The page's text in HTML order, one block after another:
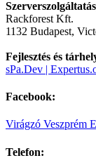
részletek
Egyéni Darts
A 10
részletek
Haszkovó
Rackforest Kft.
1132 Budapest,
Fejlesztés és
sPa.Dev |
Facebook:
Virágzó Veszprém
Telefon: